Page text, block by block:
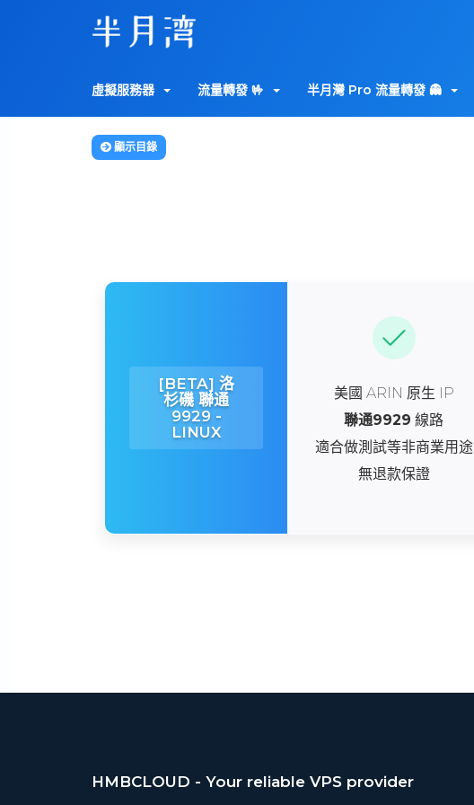
虛擬服務器 流量轉發 🤟 半月灣 Pro 流量轉發 👻
顯示目錄
[BETA] 洛
杉磯 聯通
9929 -
LINUX
美國 ARIN 原生 IP
聯通9929 線路
適合做測試等非商業用途
無退款保證
HMBCLOUD - Your reliable VPS provider